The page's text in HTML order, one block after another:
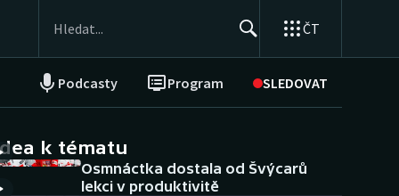
ČT
Podcasty Program SLEDOVAT
NEPŘEHLÉDNĚTE
Historické návraty
k tématu
Osmnáctka dostala od Švýcarů
lekci v produktivitě